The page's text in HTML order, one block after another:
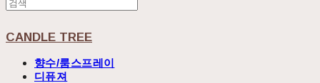
CANDLE TREE
향수/룸스프레이
디퓨져